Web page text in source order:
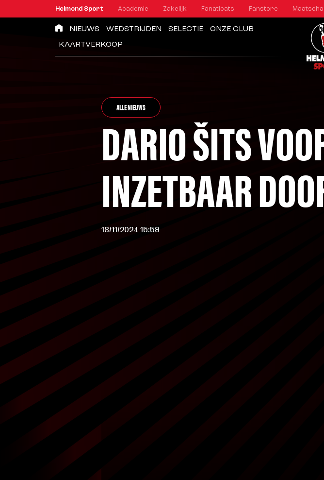
Helmond Sport Academie Zakelijk Fanaticats Fanstore
NIEUWS WEDSTRIJDEN SELECTIE
ONZE CLUB
KAARTVERKOOP
ALLE NIEUWS
DARIO ŠITS
INZETBAAR
18/11/2024 15:59